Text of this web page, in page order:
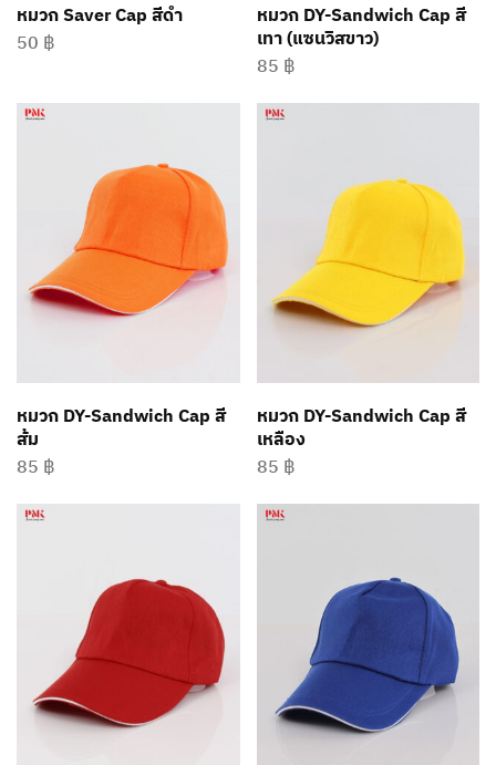
หมวก Saver Cap สีดำ
50 ฿
หมวก DY-Sandwich Cap สี
เทา (แซนวิสขาว)
85 ฿
หมวก DY-Sandwich Cap สี
ส้ม
85 ฿
หมวก DY-Sandwich Cap สี
เหลือง
85 ฿